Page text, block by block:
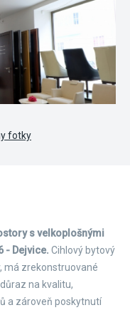
fotky
s velkoplošnými
- Dejvice. Cihlový bytový
má zrekonstruované
na kvalitu,
a zároveň poskytnutí